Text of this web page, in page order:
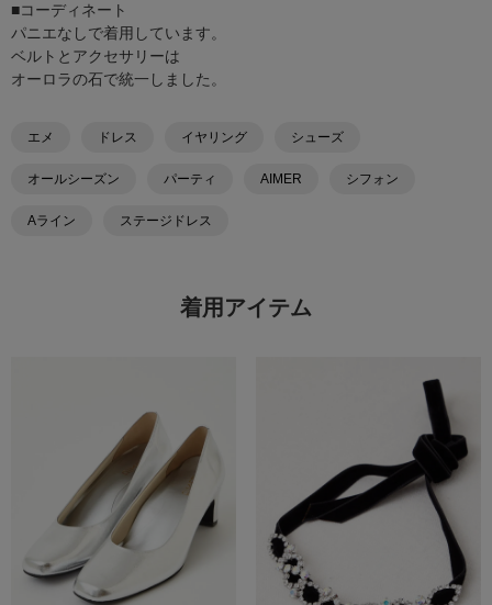
■コーディネート
パニエなしで着用しています。
ベルトとアクセサリーは
オーロラの石で統一しました。
エメ ドレス イヤリング シューズ
オールシーズン パーティ AIMER シフォン
Aライン ステージドレス
着用アイテム